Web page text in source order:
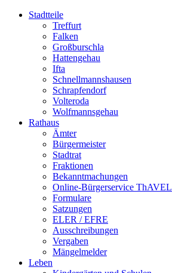
Stadtteile
Treffurt
Falken
Großburschla
Hattengehau
Ifta
Schnellmannshausen
Schrapfendorf
Volteroda
Wolfmannsgehau
Rathaus
Ämter
Bürgermeister
Stadtrat
Fraktionen
Bekanntmachungen
Online-Bürgerservice ThAVEL
Formulare
Satzungen
ELER / EFRE
Ausschreibungen
Vergaben
Mängelmelder
Leben